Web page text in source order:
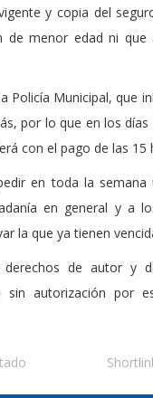
y copia del
menor edad ni que
Policía Municipal, que
por lo que en los
con el pago de las
en toda la
en general y a
la que ya tienen
de autor y
sin autorización por